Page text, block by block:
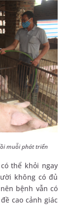
muỗi phát triển
thể khỏi ngay
không có đủ
bệnh vẫn có
cao cảnh giác